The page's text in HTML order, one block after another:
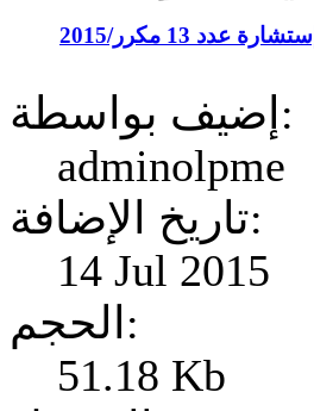
إستشارة عدد 13 مكرر/2015
إضيف بواسطة:
adminolpme
تاريخ الإضافة:
14 Jul 2015
الحجم:
51.18 Kb